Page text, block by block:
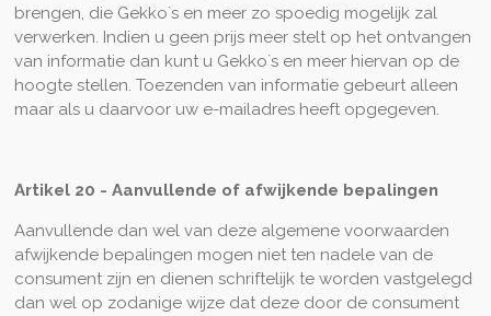
brengen, die Gekko`s en meer zo spoedig mogelijk zal
verwerken. Indien u geen prijs meer stelt op het ontvangen
van informatie dan kunt u Gekko`s en meer hiervan op de
hoogte stellen. Toezenden van informatie gebeurt alleen
maar als u daarvoor uw e-mailadres heeft opgegeven.
Artikel 20 - Aanvullende of afwijkende bepalingen
Aanvullende dan wel van deze algemene voorwaarden
afwijkende bepalingen mogen niet ten nadele van de
consument zijn en dienen schriftelijk te worden vastgelegd
dan wel op zodanige wijze dat deze door de consument